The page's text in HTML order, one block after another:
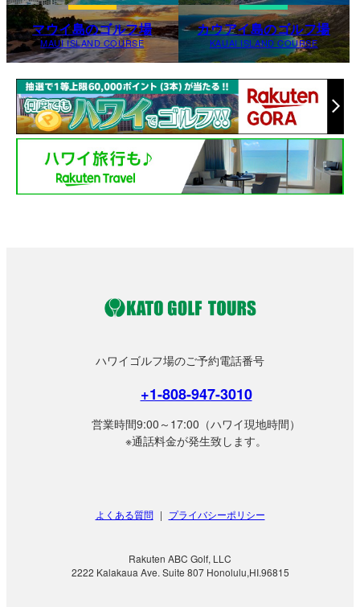
マウイ島のゴルフ場
MAUI ISLAND COURSE
カウアイ島のゴルフ場
KAUAI ISLAND COURSE
ハワイゴルフ場のご予約電話番号
+1-808-947-3010
営業時間9:00～17:00（ハワイ現地時間）
※通話料金が発生致します。
よくある質問 | プライバシーポリシー
Rakuten ABC Golf, LLC
2222 Kalakaua Ave. Suite 807 Honolulu,HI.96815